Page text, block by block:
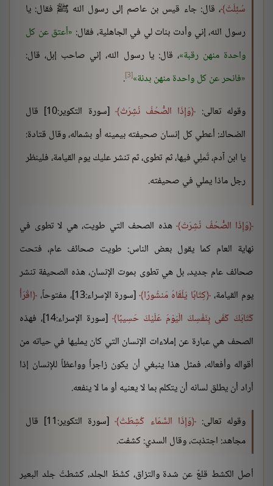
سُئِلَتْ ، قال: جاء قيس بن عاصم إلى رسول الله ﷺ فقال: يا
رسول الله، إني وأدت بنات لي في الجاهلية، فقال: أعتق عن كل
واحدة منهن رقبة ، قال: يا رسول الله، إني صاحب إبل، قال:
فانحر عن كل واحدة منهن بدنة [3]
.
وقوله تعالى:
وَإِذَا الصُّحُفُ نُشِرَتْ
[سورة التكوير:10] قال
الضحاك: أعطي كل إنسان صحيفته بيمينه أو بشماله، وقال قتادة:
يا ابن آدم، تُملِي فيها، ثم تطوى، ثم تنشر عليك يوم القيامة، فلينظر
رجل ماذا يملي في صحيفته.
وَإِذَا الصُّحُفُ نُشِرَتْ هذه الصحف التي طويت، هي لا تطوى في
نهاية العام كما يقول بعض الناس: طويت صحائف عام، فتحت
صحائف عام جديد، بل هي تطوى بموت الإنسان، هذه الصحيفة تنشر
يوم القيامة، كِتَابًا يَلْقَاهُ مَنشُورًا [سورة الإسراء:13]، مفتوحاً،
اقْرَأْ
كَتَابَكَ كَفَى بِنَفْسِكَ الْيَوْمَ عَلَيْكَ حَسِيبًا
[سورة الإسراء:14]، فهذه
الصحف هي عبارة عن إملاءات الإنسان التي كان يمليها في حياته من
أقواله وأفعاله، فمثل هذا ينبغي أن يكون زاجراً وواعظاً للإنسان إذا
أراد أن يطلق لسانه أن يتكلم بما لا يعنيه أو ما لا ينفعه.
وقوله تعالى: وَإِذَا السَّمَاء كُشِطَتْ
[سورة التكوير:11] قال
مجاهد: اجتذبت، وقال السدي: كشفت.
أصل الكشط قلعٌ عن شدة والتزاق، كشَطَ الجلد، كشطتُ جلد البعير